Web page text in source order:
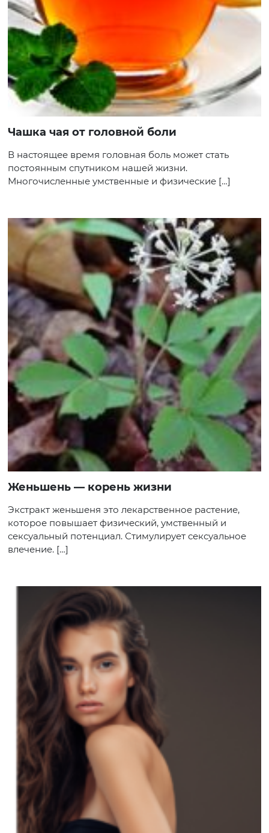
Чашка чая от головной боли
В настоящее время головная боль может стать
постоянным спутником нашей жизни.
Многочисленные умственные и физические […]
Женьшень — корень жизни
Экстракт женьшеня это лекарственное растение,
которое повышает физический, умственный и
сексуальный потенциал. Стимулирует сексуальное
влечение. […]